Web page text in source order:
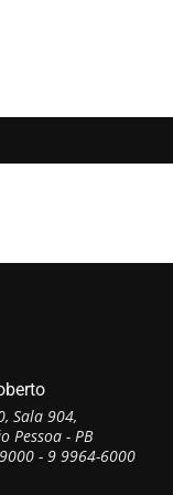
Sala 904,
Pessoa - PB
- 9 9964-6000